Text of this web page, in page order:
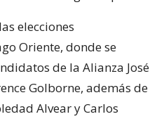
elecciones
Oriente, donde se
de la Alianza José
Golborne, además de
Alvear y Carlos